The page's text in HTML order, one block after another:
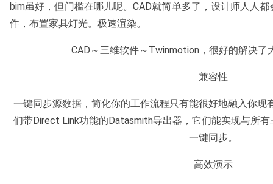
bim虽好，但门槛在哪儿呢。CAD就简单多了，设计师人人
件，布置家具灯光。极速渲染。
CAD～三维软件～Twinmotion，很好的解决了
兼容性
一键同步源数据，简化你的工作流程只有能很好地融入你现
们带Direct Link功能的Datasmith导出器，它们能实现与所
一键同步。
高效演示